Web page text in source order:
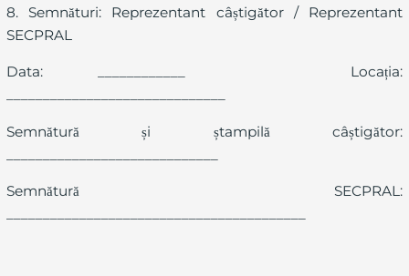
8. Semnături: Reprezentant câștigător / Reprezentant
SECPRAL
Data: ____________ Locația:
Semnătură și ștampilă câștigător:
Semnătură SECPRAL: